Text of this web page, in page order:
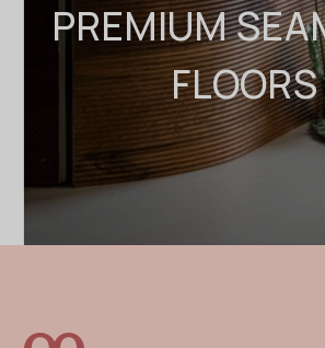
PREMIUM
FLOORS